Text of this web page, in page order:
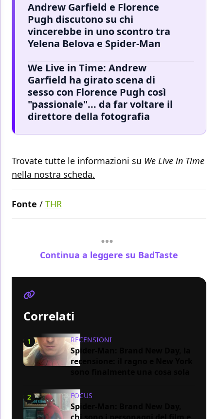
Andrew Garfield e Florence
Pugh discutono su chi
vincerebbe in uno scontro tra
Yelena Belova e Spider-Man
We Live in Time: Andrew
Garfield ha girato scena di
sesso con Florence Pugh così
"passionale"... da far voltare il
direttore della fotografia
Trovate tutte le informazioni su We Live in Time
nella nostra scheda.
Fonte / THR
Continua a leggere su BadTaste
Correlati
1 RECENSIONI
Spider-Man: Brand New Day, la
recensione: il ragno e New York
2 FOCUS
Spider-Man: Brand New Day,